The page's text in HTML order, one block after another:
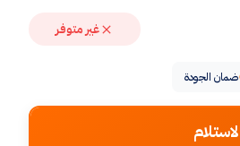
غير متوفر
ضمان الجودة